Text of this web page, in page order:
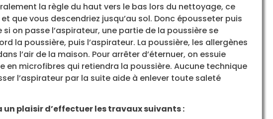
la règle du haut vers le bas lors du nettoyage, ce
que vous descendriez jusqu’au sol. Donc épousseter puis
on passe l’aspirateur, une partie de la poussière se
la poussière, puis l’aspirateur. La poussière, les allergènes
l’air de la maison. Pour arrêter d’éternuer, on essuie
en microfibres qui retiendra la poussière. Aucune technique
l’aspirateur par la suite aide à enlever toute saleté
plaisir d’effectuer les travaux suivants :